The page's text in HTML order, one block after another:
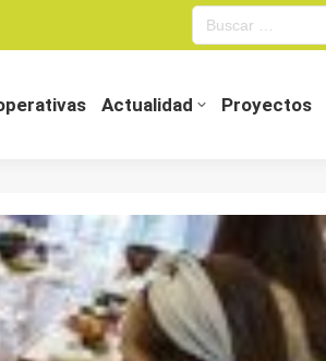
Search:
Actualidad Proyectos
Actualidad Proyectos